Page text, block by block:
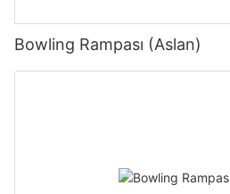
Bowling Rampası (Aslan)